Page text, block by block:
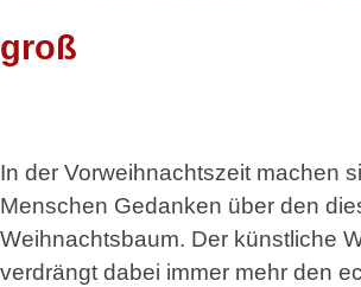
groß
In der Vorweihnachtszeit machen
Menschen Gedanken über den
Weihnachtsbaum. Der künstliche
verdrängt dabei immer mehr den